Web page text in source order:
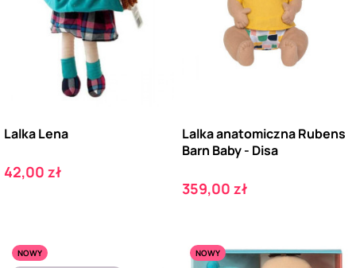
Lalka Lena
Cena
42,00 zł
Lalka anatomiczna Rubens
Barn Baby - Disa
Cena
359,00 zł
NOWY
NOWY